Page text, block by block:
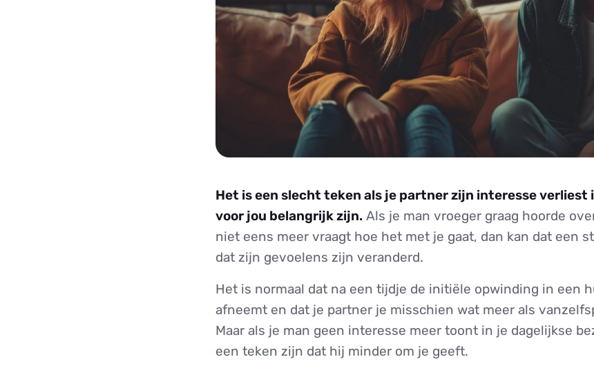
Het is een slecht teken als je partner zijn interesse verliest
voor jou belangrijk zijn. Als je man vroeger graag hoorde
niet eens meer vraagt hoe het met je gaat, dan kan dat een
dat zijn gevoelens zijn veranderd.
Het is normaal dat na een tijdje de initiële opwinding in een
afneemt en dat je partner je misschien wat meer als
Maar als je man geen interesse meer toont in je dagelijkse
een teken zijn dat hij minder om je geeft.